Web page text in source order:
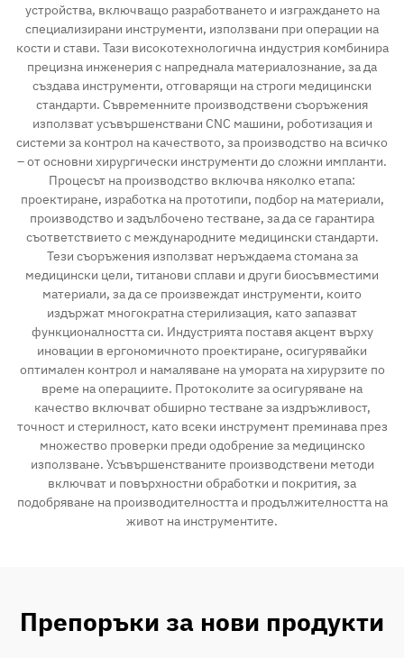
За нас
Контакт
устройства, включващо разработването и изграждането на
специализирани инструменти, използвани при операции на
кости и стави. Тази високотехнологична индустрия комбинира
прецизна инженерия с напреднала материалознание, за да
създава инструменти, отговарящи на строги медицински
стандарти. Съвременните производствени съоръжения
използват усъвършенствани CNC машини, роботизация и
системи за контрол на качеството, за производство на всичко
– от основни хирургически инструменти до сложни импланти.
Процесът на производство включва няколко етапа:
проектиране, изработка на прототипи, подбор на материали,
производство и задълбочено тестване, за да се гарантира
съответствието с международните медицински стандарти.
Тези съоръжения използват неръждаема стомана за
медицински цели, титанови сплави и други биосъвместими
материали, за да се произвеждат инструменти, които
издържат многократна стерилизация, като запазват
функционалността си. Индустрията поставя акцент върху
иновации в ергономичното проектиране, осигурявайки
оптимален контрол и намаляване на умората на хирурзите по
време на операциите. Протоколите за осигуряване на
качество включват обширно тестване за издръжливост,
точност и стерилност, като всеки инструмент преминава през
множество проверки преди одобрение за медицинско
използване. Усъвършенстваните производствени методи
включват и повърхностни обработки и покрития, за
подобряване на производителността и продължителността на
живот на инструментите.
Препоръки за нови продукти